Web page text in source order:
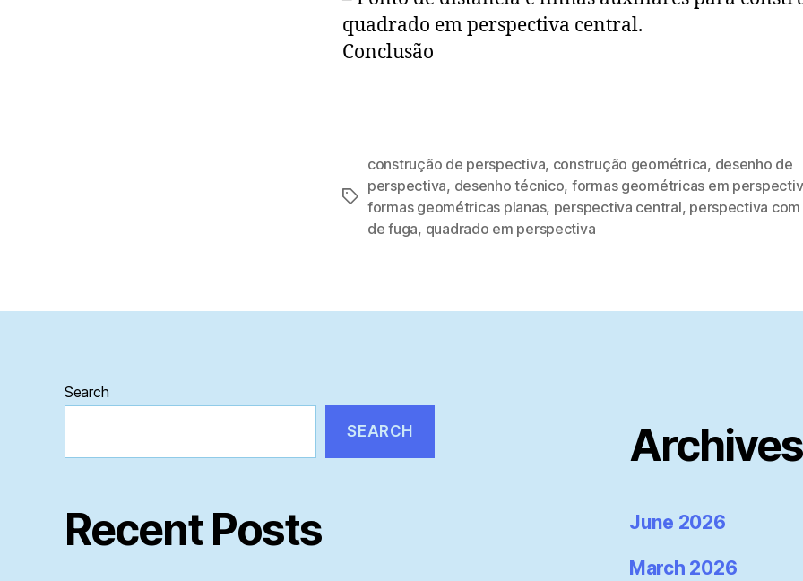
quadrado em perspectiva central.
Conclusão
Tags
construção de perspectiva, construção geométrica, desenho de
perspectiva, desenho técnico, formas geométricas em
formas geométricas planas, perspectiva central, perspectiva
de fuga, quadrado em perspectiva
Search
SEARCH
Recent Posts
Archives
June 2026
March 2026